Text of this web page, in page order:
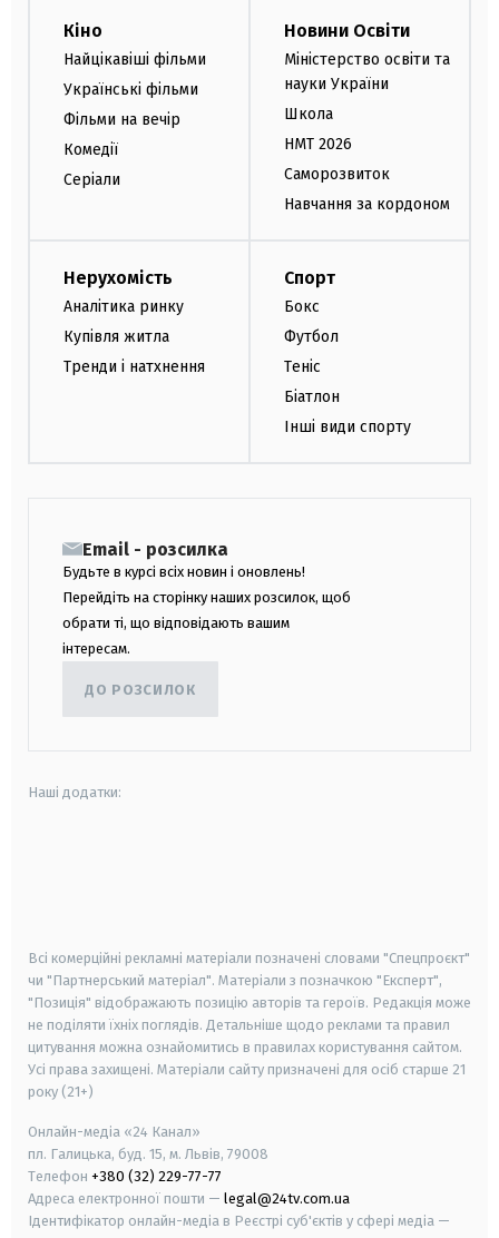
Кіно
Найцікавіші фільми
Українські фільми
Фільми на вечір
Комедії
Серіали
Новини Освіти
Міністерство освіти та
науки України
Школа
НМТ 2026
Саморозвиток
Навчання за кордоном
Нерухомість
Аналітика ринку
Купівля житла
Тренди і натхнення
Спорт
Бокс
Футбол
Теніс
Біатлон
Інші види спорту
Email - розсилка
Будьте в курсі всіх новин і оновлень!
Перейдіть на сторінку наших розсилок, щоб
обрати ті, що відповідають вашим
інтересам.
ДО РОЗСИЛОК
Наші додатки:
Всі комерційні рекламні матеріали позначені словами "Спецпроєкт"
чи "Партнерський матеріал". Матеріали з позначкою "Експерт",
"Позиція" відображають позицію авторів та героїв. Редакція може
не поділяти їхніх поглядів. Детальніше щодо реклами та правил
цитування можна ознайомитись в правилах користування сайтом.
Усі права захищені. Матеріали сайту призначені для осіб старше 21
року (21+)
Онлайн-медіа «24 Канал»
пл. Галицька, буд. 15, м. Львів, 79008
Телефон +380 (32) 229-77-77
Адреса електронної пошти — legal@24tv.com.ua
Ідентифікатор онлайн-медіа в Реєстрі суб'єктів у сфері медіа —